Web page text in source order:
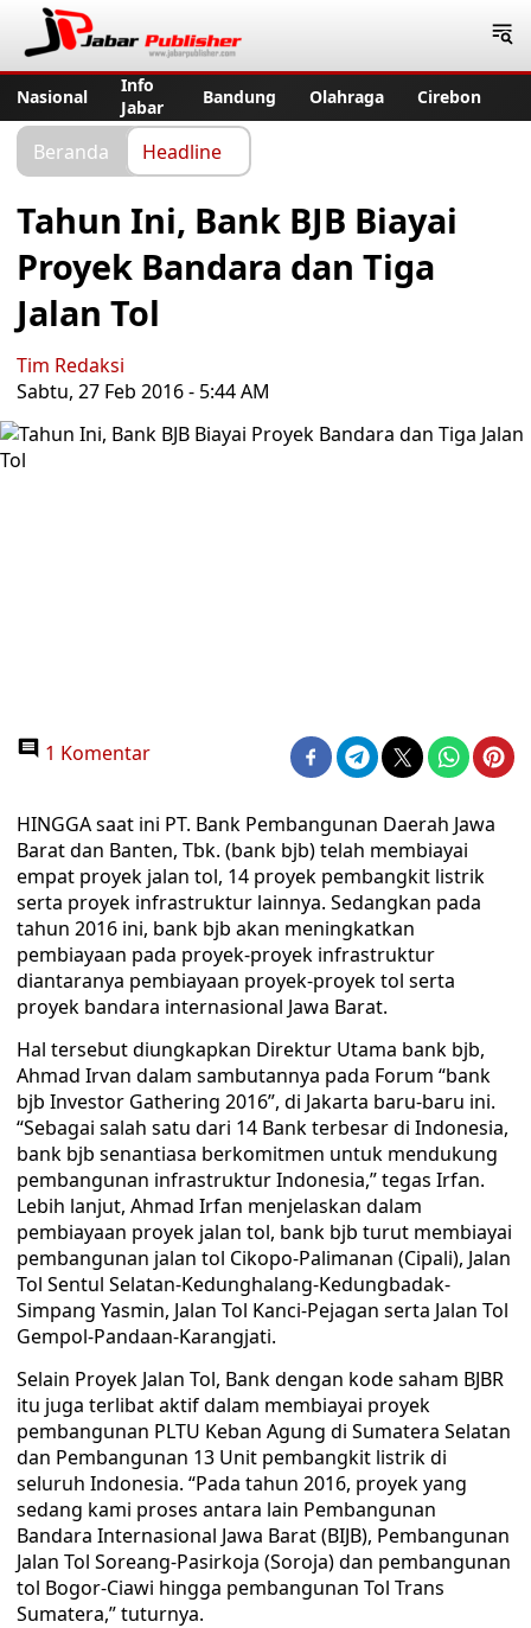
Nasional
Info
Jabar
Bandung Olahraga Cirebon
Beranda Headline
Tahun Ini, Bank BJB Biayai
Proyek Bandara dan Tiga
Jalan Tol
Tim Redaksi
Sabtu, 27 Feb 2016 - 5:44 AM
1 Komentar
HINGGA saat ini PT. Bank Pembangunan Daerah Jawa
Barat dan Banten, Tbk. (bank bjb) telah membiayai
empat proyek jalan tol, 14 proyek pembangkit listrik
serta proyek infrastruktur lainnya. Sedangkan pada
tahun 2016 ini, bank bjb akan meningkatkan
pembiayaan pada proyek-proyek infrastruktur
diantaranya pembiayaan proyek-proyek tol serta
proyek bandara internasional Jawa Barat.
Hal tersebut diungkapkan Direktur Utama bank bjb,
Ahmad Irvan dalam sambutannya pada Forum “bank
bjb Investor Gathering 2016”, di Jakarta baru-baru ini.
“Sebagai salah satu dari 14 Bank terbesar di Indonesia,
bank bjb senantiasa berkomitmen untuk mendukung
pembangunan infrastruktur Indonesia,” tegas Irfan.
Lebih lanjut, Ahmad Irfan menjelaskan dalam
pembiayaan proyek jalan tol, bank bjb turut membiayai
pembangunan jalan tol Cikopo-Palimanan (Cipali), Jalan
Tol Sentul Selatan-Kedunghalang-Kedungbadak-
Simpang Yasmin, Jalan Tol Kanci-Pejagan serta Jalan Tol
Gempol-Pandaan-Karangjati.
Selain Proyek Jalan Tol, Bank dengan kode saham BJBR
itu juga terlibat aktif dalam membiayai proyek
pembangunan PLTU Keban Agung di Sumatera Selatan
dan Pembangunan 13 Unit pembangkit listrik di
seluruh Indonesia. “Pada tahun 2016, proyek yang
sedang kami proses antara lain Pembangunan
Bandara Internasional Jawa Barat (BIJB), Pembangunan
Jalan Tol Soreang-Pasirkoja (Soroja) dan pembangunan
tol Bogor-Ciawi hingga pembangunan Tol Trans
Sumatera,” tuturnya.